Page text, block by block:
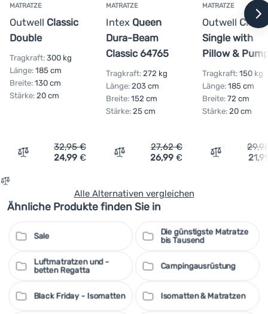
MATRATZE
Outwell Classic
Double
Tragkraft: 300 kg
Länge: 185 cm
Breite: 130 cm
Stärke: 20 cm
Vergleichen
32,95€
24,99 €
MATRATZE
Intex Queen
Dura-Beam
Classic 64765
Tragkraft: 272 kg
Länge: 203 cm
Breite: 152 cm
Stärke: 25 cm
Vergleichen
27,62€
26,99 €
MATRATZE
Outwell
Single with
Pillow &
Tragkraft: 150 kg
Länge: 185 cm
Breite: 72 cm
Stärke: 20 cm
Vergleichen
Alle Alternativen vergleichen
Ähnliche Produkte finden Sie in
Sale
Die günstigste Matratze
bis Tausend
Luftmatratzen und -
betten Regatta
Campingausrüstung
Black Friday - Isomatten Isomatten & Matratzen